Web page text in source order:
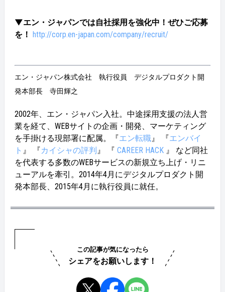
▼エン・ジャパンでは自社採用を強化中！ぜひご応募
を！ http://corp.en-japan.com/company/recruit/
エン・ジャパン株式会社 執行役員 デジタルプロダクト開
発本部長 寺田輝之
2002年、エン・ジャパン入社。中途採用支援の法人営
業を経て、WEBサイトの企画・開発、マーケティング
を手掛ける現部署に配属。『エン転職』 『エンバイ
ト 』 『カイシャの評判』 『 CAREER HACK 』 など同社
を代表する多数のWEBサービスの新規立ち上げ・リニ
ューアルを牽引。2014年4月にデジタルプロダクト開
発本部長、2015年4月に執行役員に就任。
この記事が気になったら
シェアをお願いします！